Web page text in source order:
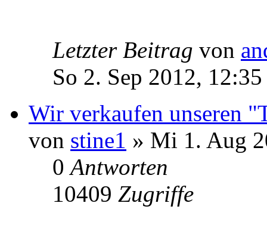
Letzter Beitrag von
So 2. Sep 2012, 12:35
Wir verkaufen unseren
von stine1 » Mi 1. Aug
0Antworten
10409 Zugriffe